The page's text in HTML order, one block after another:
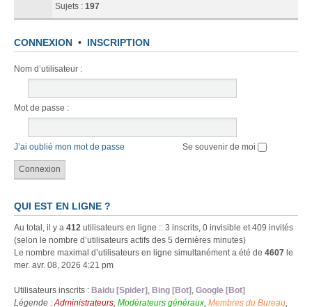
Sujets : 197
CONNEXION • INSCRIPTION
Nom d’utilisateur :
Mot de passe :
J’ai oublié mon mot de passe Se souvenir de moi
QUI EST EN LIGNE ?
Au total, il y a 412 utilisateurs en ligne :: 3 inscrits, 0 invisible et 409 invités
(selon le nombre d’utilisateurs actifs des 5 dernières minutes)
Le nombre maximal d’utilisateurs en ligne simultanément a été de 4607 le
mer. avr. 08, 2026 4:21 pm
Utilisateurs inscrits : Baidu [Spider], Bing [Bot], Google [Bot]
Légende :Administrateurs, Modérateurs généraux, Membres du Bureau,